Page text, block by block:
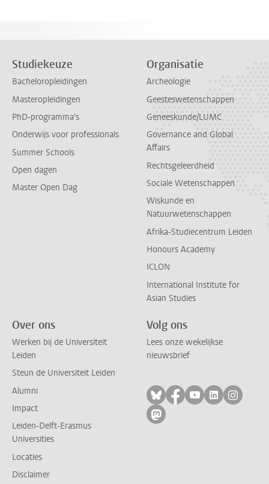
Studiekeuze
Bacheloropleidingen
Masteropleidingen
PhD-programma's
Onderwijs voor professionals
Summer Schools
Open dagen
Master Open Dag
Organisatie
Archeologie
Geesteswetenschappen
Geneeskunde/LUMC
Governance and Global
Affairs
Rechtsgeleerdheid
Sociale Wetenschappen
Wiskunde en
Natuurwetenschappen
Afrika-Studiecentrum Leiden
Honours Academy
ICLON
International Institute for
Asian Studies
Over ons
Werken bij de Universiteit
Leiden
Steun de Universiteit Leiden
Alumni
Impact
Leiden-Delft-Erasmus
Universities
Locaties
Disclaimer
Volg ons
Lees onze wekelijkse
nieuwsbrief
Volg ons op bluesky
Volg ons op
Volg ons op
Volg ons
Volg
Volg ons op mastodon